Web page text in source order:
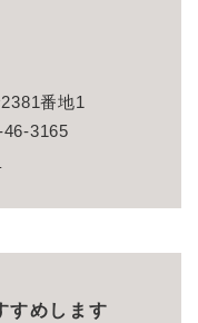
番地1
3165
すめします